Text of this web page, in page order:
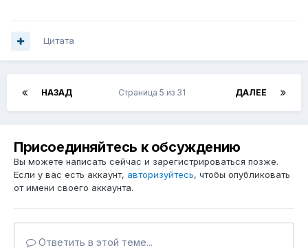
Цитата
НАЗАД ДАЛЕЕ
Страница 5 из 31
Присоединяйтесь к обсуждению
Вы можете написать сейчас и зарегистрироваться позже.
Если у вас есть аккаунт, авторизуйтесь, чтобы опубликовать
от имени своего аккаунта.
Ответить в этой теме...